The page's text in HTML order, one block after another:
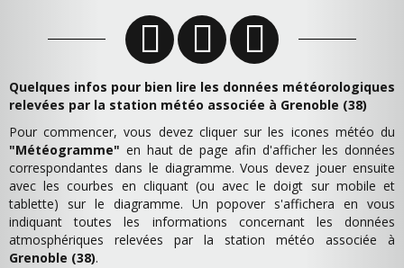
Quelques infos pour bien lire les données météorologiques
relevées par la station météo associée à Grenoble (38)
Pour commencer, vous devez cliquer sur les icones météo du
"Météogramme" en haut de page afin d'afficher les données
correspondantes dans le diagramme. Vous devez jouer ensuite
avec les courbes en cliquant (ou avec le doigt sur mobile et
tablette) sur le diagramme. Un popover s'affichera en vous
indiquant toutes les informations concernant les données
atmosphériques relevées par la station météo associée à
Grenoble (38).